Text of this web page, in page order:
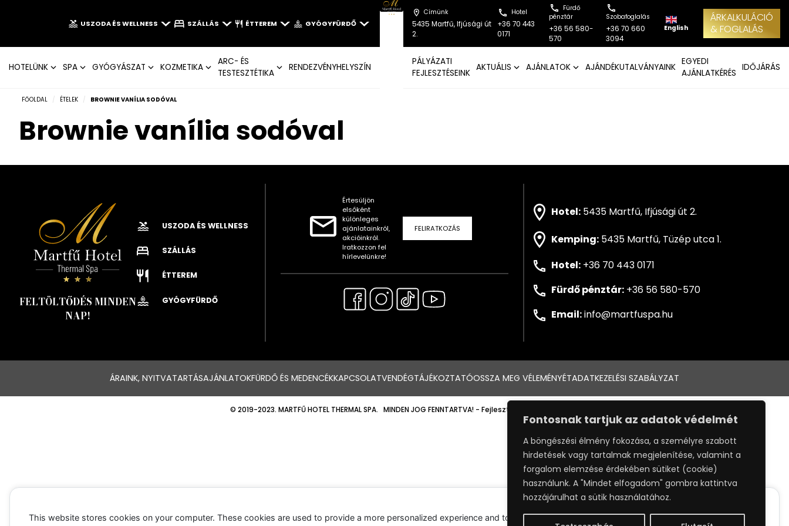
Fontosnak tartjuk az adatok védelmét
A böngészési élmény fokozása, a személyre szabott
hirdetések vagy tartalmak megjelenítése, valamint a
forgalom elemzése érdekében sütiket (cookie)
használunk. A "Mindet elfogadom" gombra kattintva
hozzájárulhat a sütik használatához.
USZODA ÉS WELLNESS SZÁLLÁS ÉTTEREM GYÓGYFÜRDŐ
HOTELÜNK SPA GYÓGYÁSZAT KOZMETIKA
ARC- ÉS
TESTESZTÉTIKA
RENDEZVÉNYHELYSZÍN
Címünk
5435 Martfű, Ifjúsági út
2.
Hotel
+36 70 443
0171
Fürdő
pénztár
+36 56 580-
570
Szobafoglalás
+36 70 660
3094
English
ÁRKALKULÁCIÓ
& FOGLALÁS
PÁLYÁZATI
FEJLESZTÉSEINK
AKTUÁLIS AJÁNLATOK AJÁNDÉKUTALVÁNYAINK
EGYEDI
AJÁNLATKÉRÉS
IDŐJÁRÁS
FŐOLDAL / ÉTELEK / BROWNIE VANÍLIA SODÓVAL
Brownie vanília sodóval
FELTÖLTŐDÉS MINDEN
NAP!
USZODA ÉS WELLNESS
SZÁLLÁS
ÉTTEREM
GYÓGYFÜRDŐ
Értesüljön
elsőként
különleges
ajánlatainkról,
akcióinkról.
Iratkozzon fel
hírlevelünkre!
FELIRATKOZÁS
Hotel: 5435 Martfű, Ifjúsági út 2.
Kemping: 5435 Martfű, Tüzép utca 1.
Hotel: +36 70 443 0171
Fürdő pénztár: +36 56 580-570
Email:info@martfuspa.hu
ÁRAINK, NYITVATARTÁSAJÁNLATOKFÜRDŐ ÉS MEDENCÉKKAPCSOLATVENDÉGTÁJÉKOZTATÓOSSZA MEG VÉLEMÉNYÉTADATKEZELÉSI SZABÁLYZAT
© 2019-2023. MARTFŰ HOTEL THERMAL SPA. MINDEN JOG FENNTARTVA! - Fejlesztette:
This website stores cookies on your computer. These cookies are used to provide a more personalized experience and to track your whereabouts around